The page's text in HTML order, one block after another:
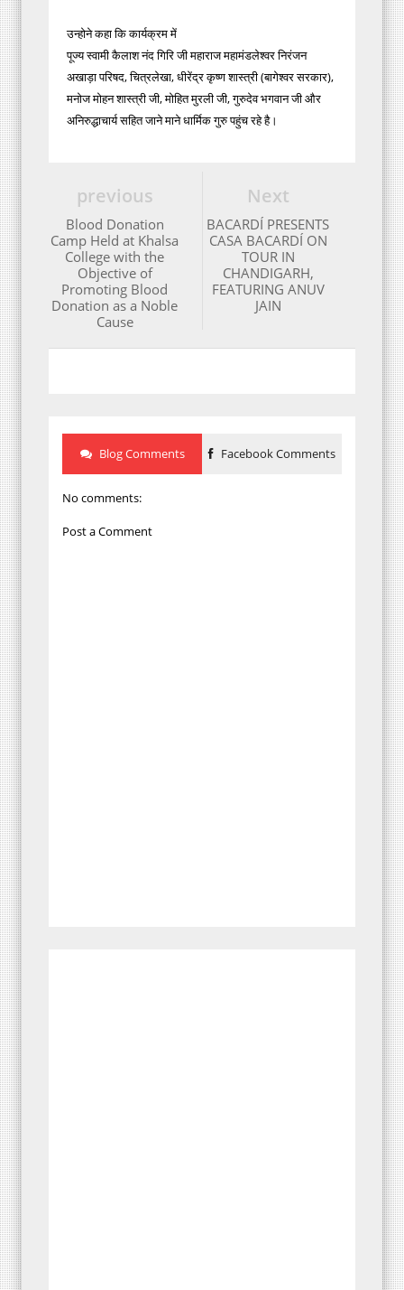
उन्होने कहा कि कार्यक्रम में
पूज्य स्वामी कैलाश नंद गिरि जी महाराज महामंडलेश्वर निरंजन
अखाड़ा परिषद, चित्रलेखा, धीरेंद्र कृष्ण शास्त्री (बागेश्वर सरकार),
मनोज मोहन शास्त्री जी, मोहित मुरली जी, गुरुदेव भगवान जी और
अनिरुद्धाचार्य सहित जाने माने धार्मिक गुरु पहुंच रहे है।
Next
BACARDÍ PRESENTS
CASA BACARDÍ ON
TOUR IN
CHANDIGARH,
FEATURING ANUV
JAIN
previous
Blood Donation
Camp Held at Khalsa
College with the
Objective of
Promoting Blood
Donation as a Noble
Cause
Blog Comments Facebook Comments
No comments:
Post a Comment